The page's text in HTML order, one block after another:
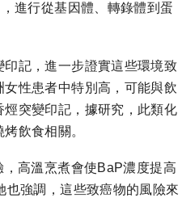
進行從基因體、轉錄體到蛋
記，進一步證實這些環境致
性患者中特別高，可能與飲
突變印記，據研究，此類化
飲食相關。
高溫烹煮會使BaP濃度提高
也強調，這些致癌物的風險來